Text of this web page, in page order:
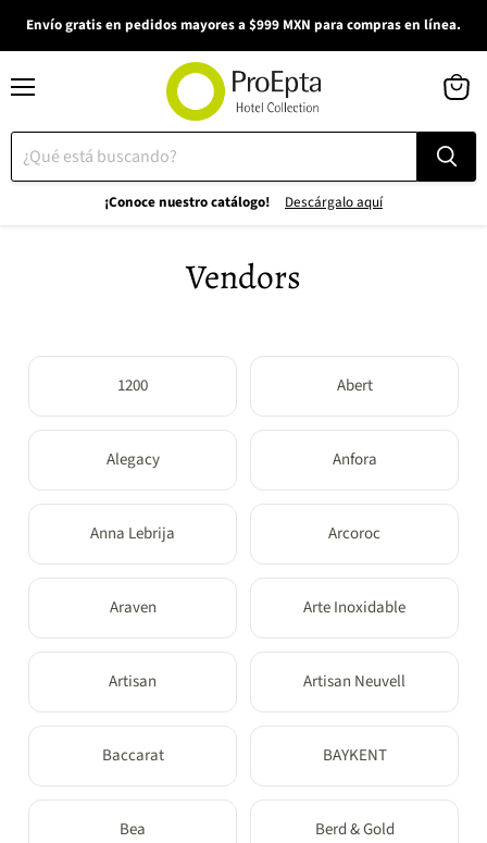
Envío gratis en pedidos mayores a $999 MXN para compras en línea.
¡Conoce nuestro catálogo! Descárgalo aquí
carrito
Vendors
1200 Abert
Alegacy Anfora
Anna Lebrija Arcoroc
Araven Arte Inoxidable
Artisan Artisan Neuvell
Baccarat BAYKENT
Bea Berd & Gold